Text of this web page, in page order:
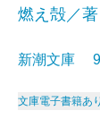
燃え殻／著
新潮文庫
文庫電子書籍あり